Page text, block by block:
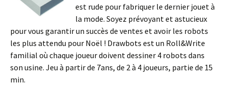
est rude pour fabriquer le dernier jouet à
la mode. Soyez prévoyant et astucieux
pour vous garantir un succès de ventes et avoir les robots
les plus attendu pour Noël ! Drawbots est un Roll&Write
familial où chaque joueur doivent dessiner 4 robots dans
son usine. Jeu à partir de 7ans, de 2 à 4 joueurs, partie de 15
min.